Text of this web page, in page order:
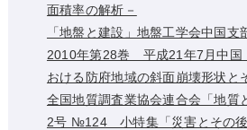
面積率の解析－
「地盤と建設」地盤工学会中国
2010年第28巻 平成21年7月中国
おける防府地域の斜面崩壊形状と
全国地質調査業協会連合会「地質
2号 №124 小特集「災害とその